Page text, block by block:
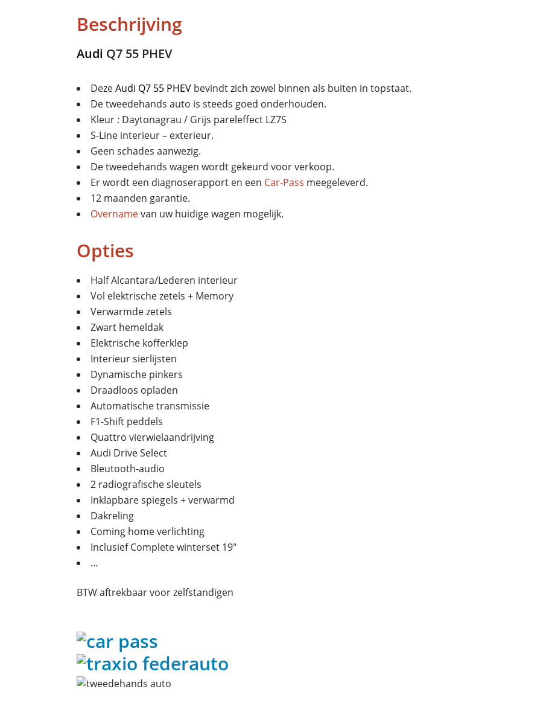
Beschrijving
Audi Q7 55 PHEV
DezeAudi Q7 55 PHEV bevindt zich zowel binnen als buiten in topstaat.
De tweedehands auto is steeds goed onderhouden.
Kleur : Daytonagrau / Grijs pareleffect LZ7S
S-Line interieur – exterieur.
Geen schades aanwezig.
De tweedehands wagen wordt gekeurd voor verkoop.
Er wordt een diagnoserapport en een Car-Pass meegeleverd.
12 maanden garantie.
Overnamevan uw huidige wagen mogelijk.
Opties
Half Alcantara/Lederen interieur
Vol elektrische zetels + Memory
Verwarmde zetels
Zwart hemeldak
Elektrische kofferklep
Interieur sierlijsten
Dynamische pinkers
Draadloos opladen
Automatische transmissie
F1-Shift peddels
Quattro vierwielaandrijving
Audi Drive Select
Bleutooth-audio
2 radiografische sleutels
Inklapbare spiegels + verwarmd
Dakreling
Coming home verlichting
Inclusief Complete winterset 19″
…
BTW aftrekbaar voor zelfstandigen